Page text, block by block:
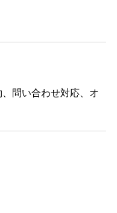
問い合わせ対応、オ